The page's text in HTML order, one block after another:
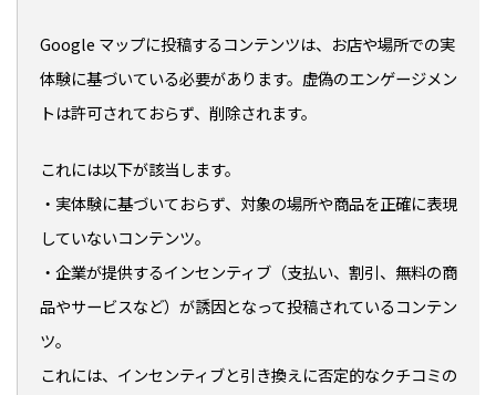
Google マップに投稿するコンテンツは、お店や場所での実
体験に基づいている必要があります。虚偽のエンゲージメン
トは許可されておらず、削除されます。
これには以下が該当します。
・実体験に基づいておらず、対象の場所や商品を正確に表現
していないコンテンツ。
・企業が提供するインセンティブ（支払い、割引、無料の商
品やサービスなど）が誘因となって投稿されているコンテン
ツ。
これには、インセンティブと引き換えに否定的なクチコミの